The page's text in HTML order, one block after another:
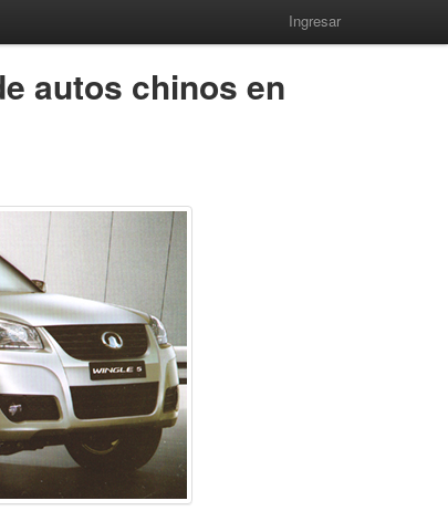
Ingresar
autos chinos en